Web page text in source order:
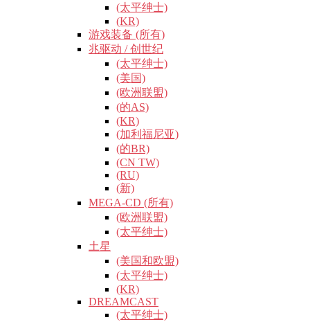
(太平绅士)
(KR)
游戏装备 (所有)
兆驱动 / 创世纪
(太平绅士)
(美国)
(欧洲联盟)
(的AS)
(KR)
(加利福尼亚)
(的BR)
(CN TW)
(RU)
(新)
MEGA-CD (所有)
(欧洲联盟)
(太平绅士)
土星
(美国和欧盟)
(太平绅士)
(KR)
DREAMCAST
(太平绅士)